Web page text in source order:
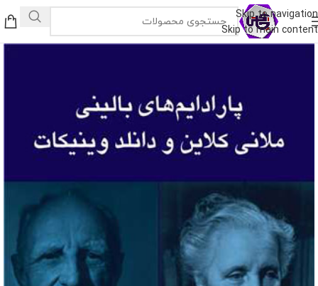
Skip to navigation
Skip to main content